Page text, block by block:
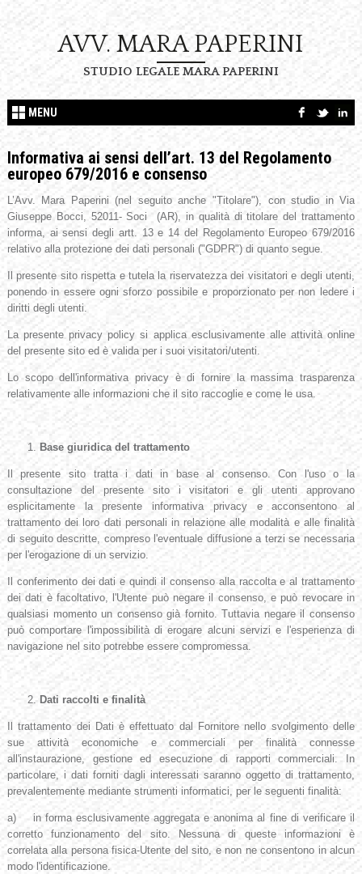
AVV. MARA PAPERINI
STUDIO LEGALE MARA PAPERINI
MENU
Informativa ai sensi dell’art. 13 del Regolamento
europeo 679/2016 e consenso
L’Avv. Mara Paperini (nel seguito anche "Titolare"), con studio in Via
Giuseppe Bocci, 52011- Soci (AR), in qualità di titolare del trattamento
informa, ai sensi degli artt. 13 e 14 del Regolamento Europeo 679/2016
relativo alla protezione dei dati personali ("GDPR") di quanto segue.
Il presente sito rispetta e tutela la riservatezza dei visitatori e degli utenti,
ponendo in essere ogni sforzo possibile e proporzionato per non ledere i
diritti degli utenti.
La presente privacy policy si applica esclusivamente alle attività online
del presente sito ed è valida per i suoi visitatori/utenti.
Lo scopo dell'informativa privacy è di fornire la massima trasparenza
relativamente alle informazioni che il sito raccoglie e come le usa.
Base giuridica del trattamento
Il presente sito tratta i dati in base al consenso. Con l'uso o la
consultazione del presente sito i visitatori e gli utenti approvano
esplicitamente la presente informativa privacy e acconsentono al
trattamento dei loro dati personali in relazione alle modalità e alle finalità
di seguito descritte, compreso l'eventuale diffusione a terzi se necessaria
per l'erogazione di un servizio.
Il conferimento dei dati e quindi il consenso alla raccolta e al trattamento
dei dati è facoltativo, l'Utente può negare il consenso, e può revocare in
qualsiasi momento un consenso già fornito. Tuttavia negare il consenso
può comportare l'impossibilità di erogare alcuni servizi e l'esperienza di
navigazione nel sito potrebbe essere compromessa.
Dati raccolti e finalità
Il trattamento dei Dati è effettuato dal Fornitore nello svolgimento delle
sue attività economiche e commerciali per finalità connesse
all'instaurazione, gestione ed esecuzione di rapporti commerciali. In
particolare, i dati forniti dagli interessati saranno oggetto di trattamento,
prevalentemente mediante strumenti informatici, per le seguenti finalità:
a) in forma esclusivamente aggregata e anonima al fine di verificare il
corretto funzionamento del sito. Nessuna di queste informazioni è
correlata alla persona fisica-Utente del sito, e non ne consentono in alcun
modo l'identificazione.